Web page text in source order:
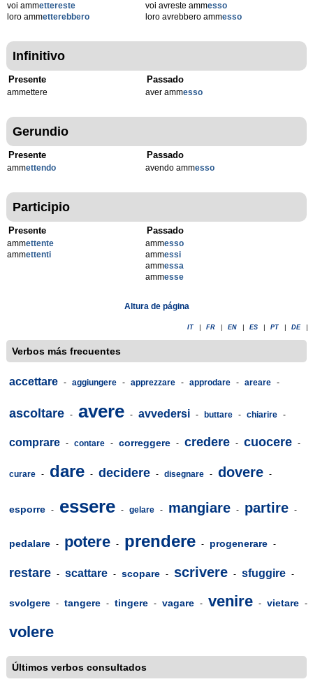
voi ammettereste
loro ammetterebbero
voi avreste ammesso
loro avrebbero ammesso
Infinitivo
Presente
ammettere
Passado
aver ammesso
Gerundio
Presente
ammettendo
Passado
avendo ammesso
Participio
Presente
ammettente
ammettenti
Passado
ammesso
ammessi
ammessa
ammesse
Altura de página
IT FR EN ES PT DE
Verbos más frecuentes
accettare - aggiungere - apprezzare - approdare - areare -
ascoltare - avere - avvedersi - buttare - chiarire -
comprare - contare - correggere - credere - cuocere -
curare - dare - decidere - disegnare - dovere -
esporre - essere - gelare - mangiare - partire -
pedalare - potere - prendere - progenerare -
restare - scattare - scopare - scrivere - sfuggire -
svolgere - tangere - tingere - vagare - venire - vietare -
volere
Últimos verbos consultados